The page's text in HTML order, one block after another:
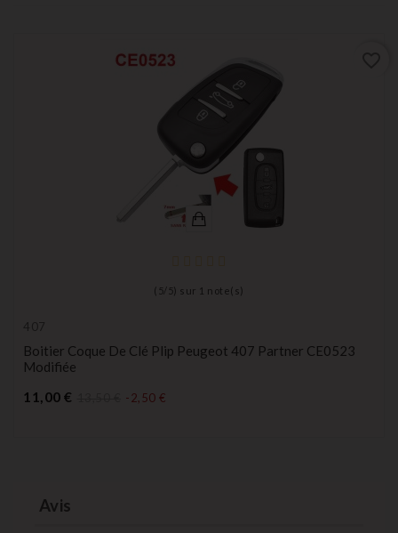
( 5/ 5) sur 1 note(s)
407
Boitier Coque De Clé Plip Peugeot 407 Partner CE0523
Modifiée
11,00 € -2,50 €
Avis